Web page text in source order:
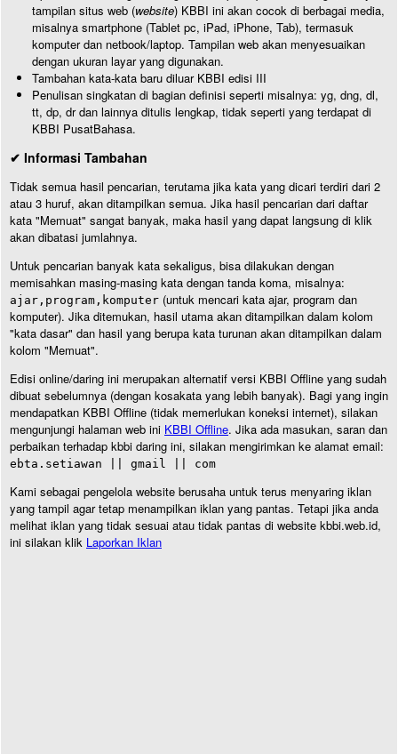
tampilan situs web (website) KBBI ini akan cocok di berbagai media,
misalnya smartphone (Tablet pc, iPad, iPhone, Tab), termasuk
komputer dan netbook/laptop. Tampilan web akan menyesuaikan
dengan ukuran layar yang digunakan.
Tambahan kata-kata baru diluar KBBI edisi III
Penulisan singkatan di bagian definisi seperti misalnya: yg, dng, dl,
tt, dp, dr dan lainnya ditulis lengkap, tidak seperti yang terdapat di
KBBI PusatBahasa.
✔ Informasi Tambahan
Tidak semua hasil pencarian, terutama jika kata yang dicari terdiri dari 2
atau 3 huruf, akan ditampilkan semua. Jika hasil pencarian dari daftar
kata "Memuat" sangat banyak, maka hasil yang dapat langsung di klik
akan dibatasi jumlahnya.
Untuk pencarian banyak kata sekaligus, bisa dilakukan dengan
memisahkan masing-masing kata dengan tanda koma, misalnya:
ajar,program,komputer (untuk mencari kata ajar, program dan
komputer). Jika ditemukan, hasil utama akan ditampilkan dalam kolom
"kata dasar" dan hasil yang berupa kata turunan akan ditampilkan dalam
kolom "Memuat".
Edisi online/daring ini merupakan alternatif versi KBBI Offline yang sudah
dibuat sebelumnya (dengan kosakata yang lebih banyak). Bagi yang ingin
mendapatkan KBBI Offline (tidak memerlukan koneksi internet), silakan
mengunjungi halaman web ini KBBI Offline. Jika ada masukan, saran dan
perbaikan terhadap kbbi daring ini, silakan mengirimkan ke alamat email:
ebta.setiawan || gmail || com
Kami sebagai pengelola website berusaha untuk terus menyaring iklan
yang tampil agar tetap menampilkan iklan yang pantas. Tetapi jika anda
melihat iklan yang tidak sesuai atau tidak pantas di website kbbi.web.id,
ini silakan klik Laporkan Iklan